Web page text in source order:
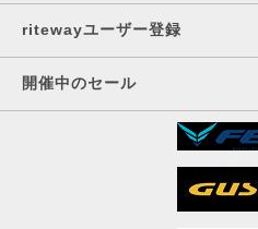
ritewayユーザー登録
開催中のセール